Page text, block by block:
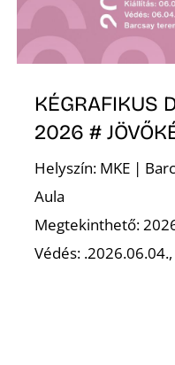
KÉGRAFIKUS
2026 #
Helyszín: MKE |
Aula
Megtekinthető:
Védés: